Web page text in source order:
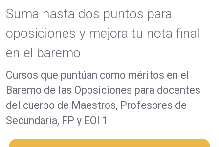
Suma hasta dos puntos para
oposiciones y mejora tu nota final
en el baremo
Cursos que puntúan como méritos en el
Baremo de las Oposiciones para docentes
del cuerpo de Maestros, Profesores de
Secundaria, FP y EOI 1